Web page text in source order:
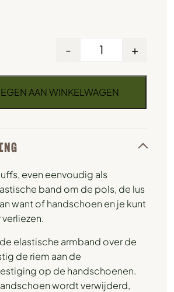
- +
AAN WINKELWAGEN
even eenvoudig als
band om de pols, de lus
want of handschoen en je kunt
elastische armband over de
de riem aan de
op de handschoenen.
wordt verwijderd,